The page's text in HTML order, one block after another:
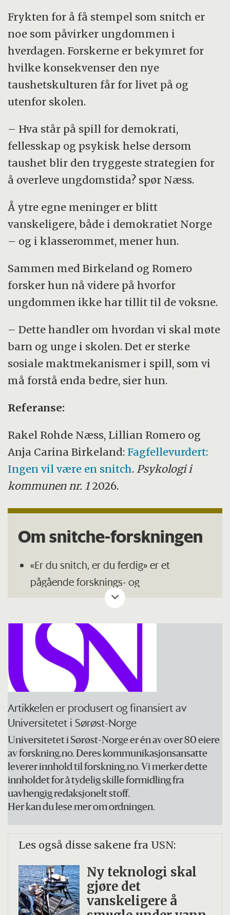
Frykten for å få stempel som snitch er
noe som påvirker ungdommen i
hverdagen. Forskerne er bekymret for
hvilke konsekvenser den nye
taushetskulturen får for livet på og
utenfor skolen.
– Hva står på spill for demokrati,
fellesskap og psykisk helse dersom
taushet blir den tryggeste strategien for
å overleve ungdomstida? spør Næss.
Å ytre egne meninger er blitt
vanskeligere, både i demokratiet Norge
– og i klasserommet, mener hun.
Sammen med Birkeland og Romero
forsker hun nå videre på hvorfor
ungdommen ikke har tillit til de voksne.
– Dette handler om hvordan vi skal møte
barn og unge i skolen. Det er sterke
sosiale maktmekanismer i spill, som vi
må forstå enda bedre, sier hun.
Referanse:
Rakel Rohde Næss, Lillian Romero og
Anja Carina Birkeland:Fagfellevurdert:
Ingen vil være en snitch. Psykologi i
kommunen nr. 12026.
Om snitche-forskningen
«Er du snitch, er du ferdig» er et
pågående forsknings- og
utviklingsprosjekt ved Universitetet i
Studien er kvalitativ og består av ulike
utvalg: Fire fokusgruppeintervju med
ungdommer og
grunnskolelærerstudenter. Videre en
spørreundersøkelse som omfatter 148
elever på 10. trinn, alle over 15 år, fordelt
på tre fylker og fem ulike kommuner.
Kjønnsfordelingen er tilnærmet jevn.
At studien er kvalitativ innebærer at
data samles inn gjennom intervjuer,
gjennom måling, telling eller
metode.
Forskerne hadde også
Artikkelen er produsert og finansiert av
Universitetet i Sørøst-Norge
Universitetet i Sørøst-Norge er én av over 80 eiere
av forskning.no. Deres kommunikasjonsansatte
leverer innhold til forskning.no. Vi merker dette
innholdet for å tydelig skille formidling fra
uavhengig redaksjonelt stoff.
Her kan du lese mer om ordningen.
Les også disse sakene fra USN:
Ny teknologi skal
gjøre det
vanskeligere å